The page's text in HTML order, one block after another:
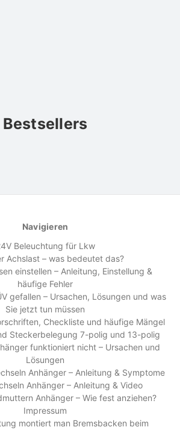
Bestsellers
Navigieren
Beleuchtung für Lkw
Achslast – was bedeutet das?
einstellen – Anleitung, Einstellung &
häufige Fehler
gefallen – Ursachen, Lösungen und was
Sie jetzt tun müssen
Checkliste und häufige Mängel
Steckerbelegung 7-polig und 13-polig
funktioniert nicht – Ursachen und
Lösungen
Anhänger – Anleitung & Symptome
Anhänger – Anleitung & Video
Anhänger – Wie fest anziehen?
Impressum
montiert man Bremsbacken beim